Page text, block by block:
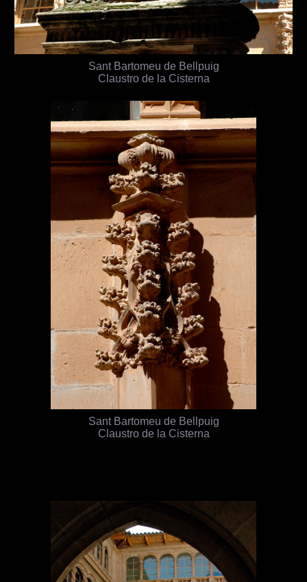
Sant Bartomeu de Bellpuig
Claustro de la Cisterna
Sant Bartomeu de Bellpuig
Claustro de la Cisterna